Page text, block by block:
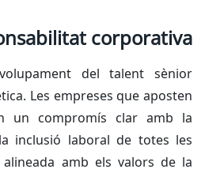
corporativa
del talent sènior
Les empreses que aposten
un compromís clar amb la
inclusió laboral de totes les
amb els valors de la